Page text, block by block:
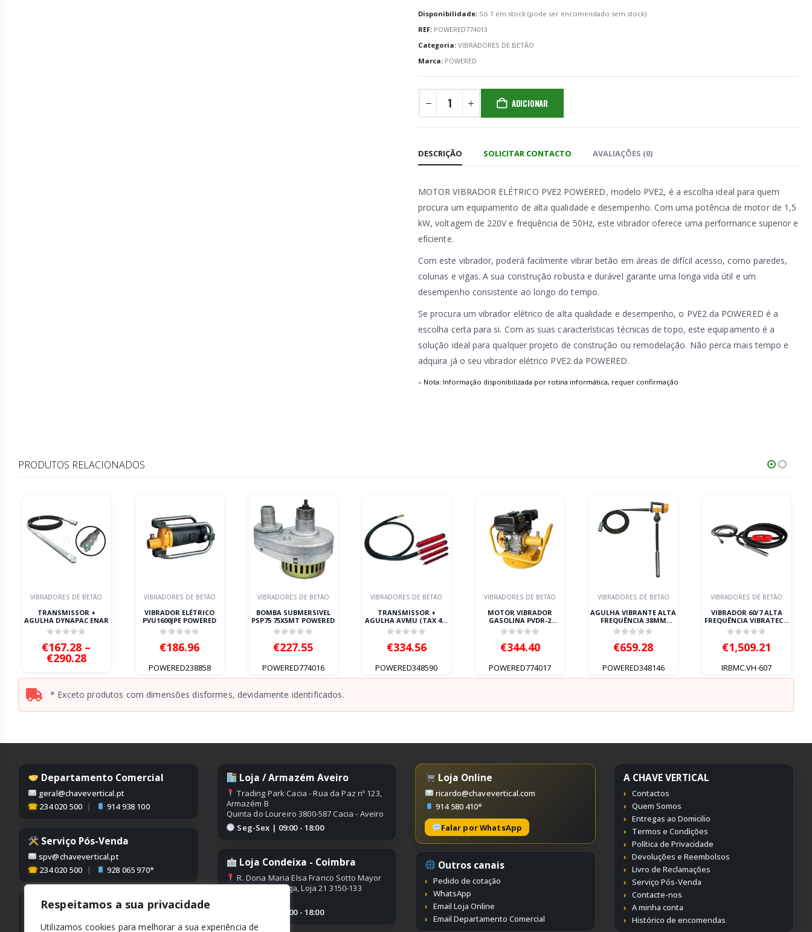
Respeitamos a sua privacidade
Utilizamos cookies para melhorar a sua experiência de
Disponibilidade: Só 1 em stock (pode ser encomendado sem stock)
REF: POWERED774013
Categoria: VIBRADORES DE BETÃO
Marca: POWERED
ADICIONAR
DESCRIÇÃO SOLICITAR CONTACTO AVALIAÇÕES (0)
MOTOR VIBRADOR ELÉTRICO PVE2 POWERED, modelo PVE2, é a escolha ideal para quem
procura um equipamento de alta qualidade e desempenho. Com uma potência de motor de 1,5
kW, voltagem de 220V e frequência de 50Hz, este vibrador oferece uma performance superior e
eficiente.
Com este vibrador, poderá facilmente vibrar betão em áreas de difícil acesso, como paredes,
colunas e vigas. A sua construção robusta e durável garante uma longa vida útil e um
desempenho consistente ao longo do tempo.
Se procura um vibrador elétrico de alta qualidade e desempenho, o PVE2 da POWERED é a
escolha certa para si. Com as suas características técnicas de topo, este equipamento é a
solução ideal para qualquer projeto de construção ou remodelação. Não perca mais tempo e
adquira já o seu vibrador elétrico PVE2 da POWERED.
– Nota: Informação disponibilizada por rotina informática, requer confirmação
PRODUTOS RELACIONADOS
VIBRADORES DE BETÃO
TRANSMISSOR +
AGULHA DYNAPAC ENAR
€167.28 –
€290.28Price
€167.28
through
€290.28
VIBRADORES DE BETÃO
VIBRADOR ELÉTRICO
PVU1600JPE POWERED
€186.96
POWERED238858
VIBRADORES DE BETÃO
BOMBA SUBMERSIVEL
PSP75 75X5MT POWERED
€227.55
POWERED774016
VIBRADORES DE BETÃO
TRANSMISSOR +
AGULHA AVMU (TAX 4M
+ AX48) ENAR
€334.56
POWERED348590
VIBRADORES DE BETÃO
MOTOR VIBRADOR
GASOLINA PVDR-2
POWERED
€344.40
POWERED774017
VIBRADORES DE BETÃO
AGULHA VIBRANTE ALTA
FREQUÊNCIA 38MM
MP38AFP ENAR
€659.28
POWERED348146
VIBRADORES DE BETÃO
VIBRADOR 60/7 ALTA
FREQUÊNCIA VIBRATECH
GOLD ALTRAD
€1,509.21
IRBMC.VH-607
* Exceto produtos com dimensões disformes, devidamente identificados.
Departamento Comercial
geral@chavevertical.pt
☎ 234 020 500 | 914 938 100
Serviço Pós-Venda
spv@chavevertical.pt
☎ 234 020 500 | 928 065 970*
Contabilidade
Loja / Armazém Aveiro
Trading Park Cacia - Rua da Paz nº 123,
Armazém B
Quinta do Loureiro 3800-587 Cacia - Aveiro
Seg-Sex | 09:00 - 18:00
Loja Condeixa - Coimbra
R. Dona Maria Elsa Franco Sotto Mayor
Edifício Conímbriga, Loja 21 3150-133
Seg-Sex | 09:00 - 18:00
Loja Online
ricardo@chavevertical.com
914 580 410*
Falar por WhatsApp
Outros canais
Pedido de cotação
WhatsApp
Email Loja Online
Email Departamento Comercial
A CHAVE VERTICAL
Contactos
Quem Somos
Entregas ao Domicilio
Termos e Condições
Política de Privacidade
Devoluções e Reembolsos
Livro de Reclamações
Serviço Pós-Venda
Contacte-nos
A minha conta
Histórico de encomendas